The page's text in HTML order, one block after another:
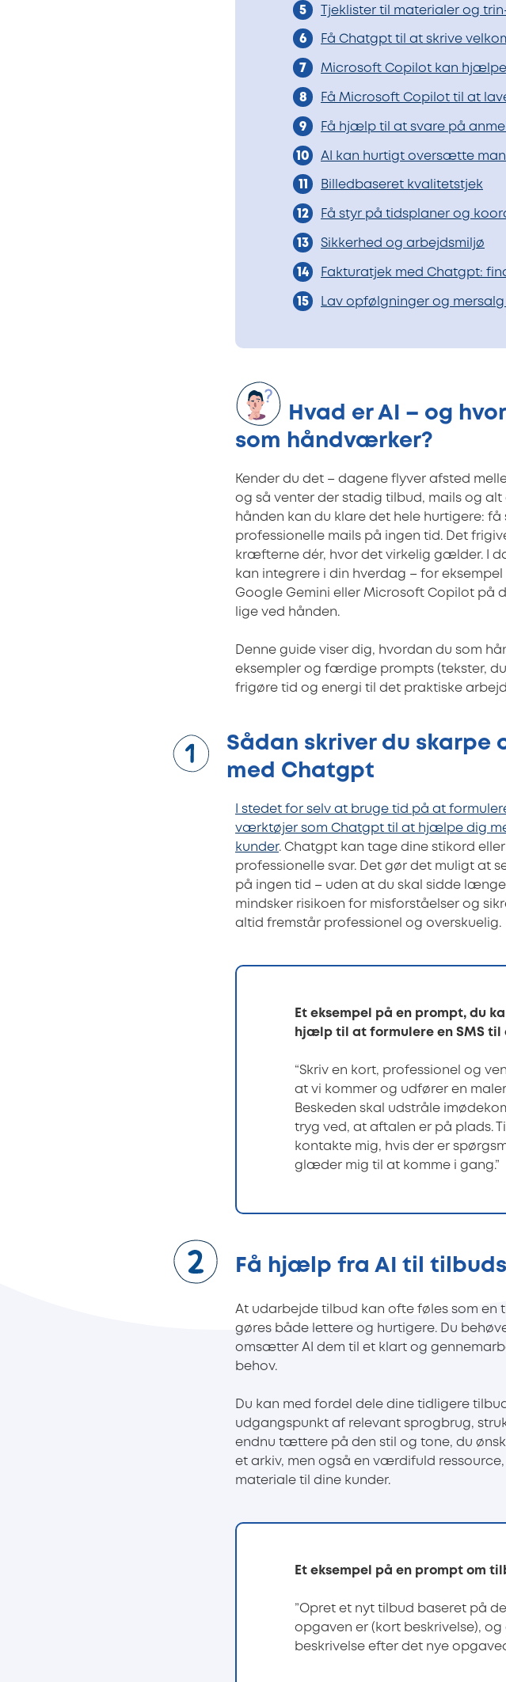
Tjeklister til materialer og
Få Chatgpt til at skrive
Microsoft Copilot kan
Få Microsoft Copilot til at
Få hjælp til at svare på
AI kan hurtigt oversætte
Billedbaseret kvalitetstjek
Få styr på tidsplaner og
Sikkerhed og arbejdsmiljø
Fakturatjek med Chatgpt:
Lav opfølgninger og mersalg
Hvad er AI – og
som håndværker?
Kender du det – dagene flyver afsted
og så venter der stadig tilbud, mails og
hånden kan du klare det hele hurtigere:
professionelle mails på ingen tid. Det
kræfterne dér, hvor det virkelig gælder. I
kan integrere i din hverdag – for
Google Gemini eller Microsoft Copilot på
lige ved hånden.
Denne guide viser dig, hvordan du som
eksempler og færdige prompts (tekster,
frigøre tid og energi til det praktiske
Sådan skriver du skarpe
med Chatgpt
I stedet for selv at bruge tid på at
værktøjer som Chatgpt til at hjælpe dig
kunder. Chatgpt kan tage dine stikord
professionelle svar. Det gør det muligt at
på ingen tid – uden at du skal sidde
mindsker risikoen for misforståelser og
altid fremstår professionel og overskuelig.
Et eksempel på en prompt, du
hjælp til at formulere en SMS
“Skriv en kort, professionel og
at vi kommer og udfører en
Beskeden skal udstråle
tryg ved, at aftalen er på plads.
kontakte mig, hvis der er
glæder mig til at komme i gang.”
Få hjælp fra AI til
At udarbejde tilbud kan ofte føles som en
gøres både lettere og hurtigere. Du
omsætter AI dem til et klart og
behov.
Du kan med fordel dele dine tidligere
udgangspunkt af relevant sprogbrug,
endnu tættere på den stil og tone, du
et arkiv, men også en værdifuld
materiale til dine kunder.
Et eksempel på en prompt om
”Opret et nyt tilbud baseret på
opgaven er (kort beskrivelse), og
beskrivelse efter det nye